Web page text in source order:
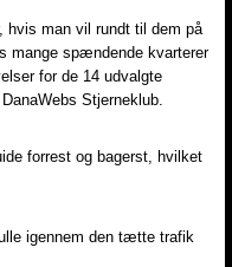
hvis man vil rundt til dem på
mange spændende kvarterer
for de 14 udvalgte
Stjerneklub.
forrest og bagerst, hvilket
igennem den tætte trafik